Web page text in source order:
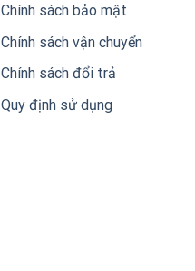
Chính sách bảo mật
Chính sách vận chuyển
Chính sách đổi trả
Quy định sử dụng